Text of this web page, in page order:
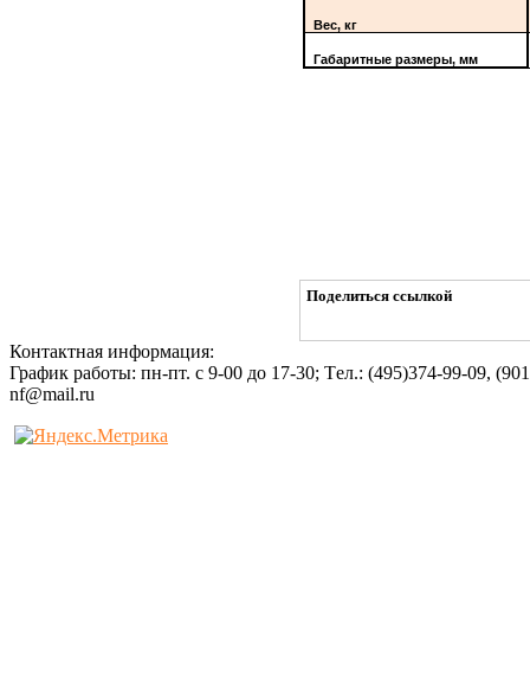
Вес, кг
Габаритные размеры, мм
Поделиться ссылкой
Контактная информация:
График работы: пн-пт. с 9-00 до 17-30; Tел.: (495)374-99-09,
nf@mail.ru